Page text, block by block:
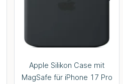
Apple Silikon Case mit
MagSafe für iPhone 17 Pro